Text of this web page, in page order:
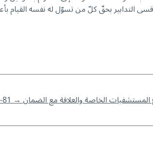
التدابير بحقّ كلّ من تسوّل له نفسه القيام
→81- كركي: يكشف نتائج التحقيقات التي تجريها إدارة الضمان في مكتب بتغرين